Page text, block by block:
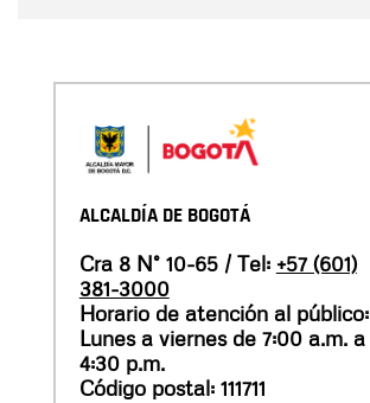
ALCALDÍA DE BOGOTÁ
Cra 8 N° 10-65 / Tel: +57 (601)
381-3000
Horario de atención al público:
Lunes a viernes de 7:00 a.m. a
4:30 p.m.
Código postal: 111711